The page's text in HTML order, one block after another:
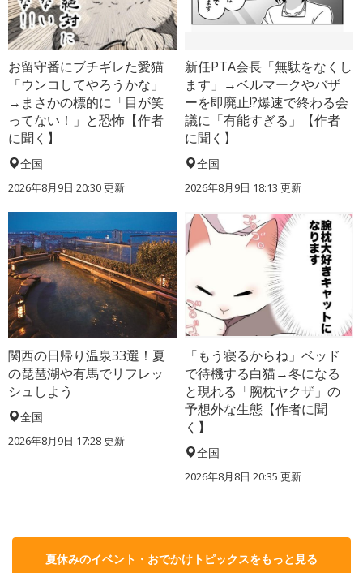
お留守番にブチギレた愛猫
「ウンコしてやろうかな」
→まさかの標的に「目が笑
ってない！」と恐怖【作者
に聞く】
全国
2026年8月9日 20:30更新
新任PTA会長「無駄をなくし
ます」→ベルマークやバザ
ーを即廃止!?爆速で終わる会
議に「有能すぎる」【作者
に聞く】
全国
2026年8月9日 18:13 更新
関西の日帰り温泉33選！夏
の琵琶湖や有馬でリフレッ
シュしよう
全国
2026年8月9日 17:28更新
「もう寝るからね」ベッド
で待機する白猫→冬になる
と現れる「腕枕ヤクザ」の
予想外な生態【作者に聞
く】
全国
2026年8月8日 20:35 更新
夏休みのイベント・おでかけトピックスをもっと見る